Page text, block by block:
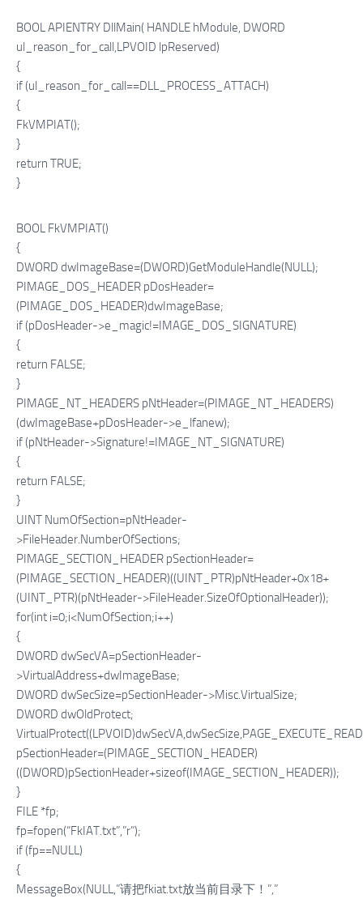
BOOL APIENTRY DllMain( HANDLE hModule, DWORD
ul_reason_for_call,LPVOID lpReserved)
{
if (ul_reason_for_call==DLL_PROCESS_ATTACH)
{
FkVMPIAT();
}
return TRUE;
}
BOOL FkVMPIAT()
{
DWORD dwImageBase=(DWORD)GetModuleHandle(NULL);
PIMAGE_DOS_HEADER pDosHeader=
(PIMAGE_DOS_HEADER)dwImageBase;
if (pDosHeader->e_magic!=IMAGE_DOS_SIGNATURE)
{
return FALSE;
}
PIMAGE_NT_HEADERS pNtHeader=(PIMAGE_NT_HEADERS)
(dwImageBase+pDosHeader->e_lfanew);
if (pNtHeader->Signature!=IMAGE_NT_SIGNATURE)
{
return FALSE;
}
UINT NumOfSection=pNtHeader-
>FileHeader.NumberOfSections;
PIMAGE_SECTION_HEADER pSectionHeader=
(PIMAGE_SECTION_HEADER)((UINT_PTR)pNtHeader+0x18+
(UINT_PTR)(pNtHeader->FileHeader.SizeOfOptionalHeader));
for(int i=0;i<NumOfSection;i++)
{
DWORD dwSecVA=pSectionHeader-
>VirtualAddress+dwImageBase;
DWORD dwSecSize=pSectionHeader->Misc.VirtualSize;
DWORD dwOldProtect;
pSectionHeader=(PIMAGE_SECTION_HEADER)
((DWORD)pSectionHeader+sizeof(IMAGE_SECTION_HEADER));
}
FILE *fp;
fp=fopen(“FkIAT.txt”,”r”);
if (fp==NULL)
{
MessageBox(NULL,”请把fkiat.txt放当前目录下！”,”